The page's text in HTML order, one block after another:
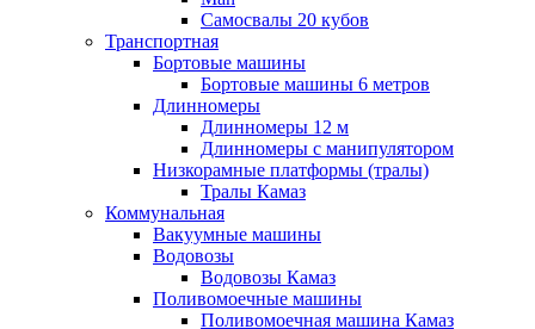
Самосвалы 20 кубов
Транспортная
Бортовые машины
Бортовые машины 6 метров
Длинномеры
Длинномеры 12 м
Длинномеры с манипулятором
Низкорамные платформы (тралы)
Тралы Камаз
Коммунальная
Вакуумные машины
Водовозы
Водовозы Камаз
Поливомоечные машины
Поливомоечная машина Камаз